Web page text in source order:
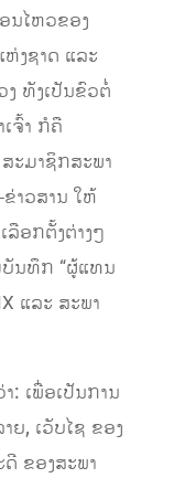
ນໄຫວຂອງ
ງຊາດ ແລະ
ທັງເປັນຂົວຕໍ່
ຈົ້າ ກໍຄື
ະມາຊິກສະພາ
າວສານ ໃຫ້
ອກຕັ້ງຕ່າງໆ
ນທຶກ “ຜູ້ແທນ
ແລະ ສະພາ
: ເພື່ອເປັນການ
, ເວັບໄຊ ຂອງ
ຂອງສະພາ